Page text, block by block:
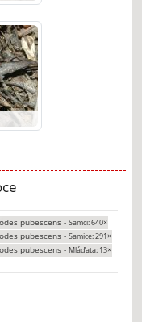
ranges from 0 to 315.
pubescens - Samci: 640×
pubescens - Samice: 291×
pubescens - Mláďata: 13×